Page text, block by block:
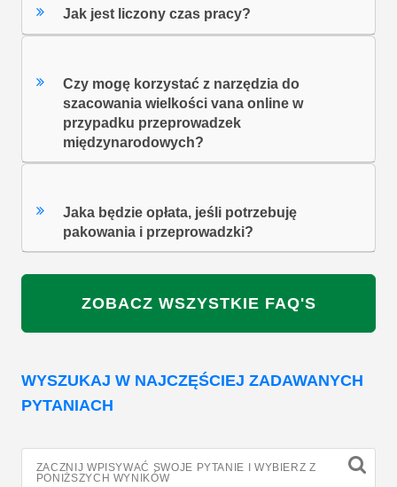
Jak jest liczony czas pracy?
Czy mogę korzystać z narzędzia do
szacowania wielkości vana online w
przypadku przeprowadzek
międzynarodowych?
Jaka będzie opłata, jeśli potrzebuję
pakowania i przeprowadzki?
ZOBACZ WSZYSTKIE FAQ'S
WYSZUKAJ W NAJCZĘŚCIEJ ZADAWANYCH
PYTANIACH
ZACZNIJ WPISYWAĆ SWOJE PYTANIE I WYBIERZ Z
PONIŻSZYCH WYNIKÓW